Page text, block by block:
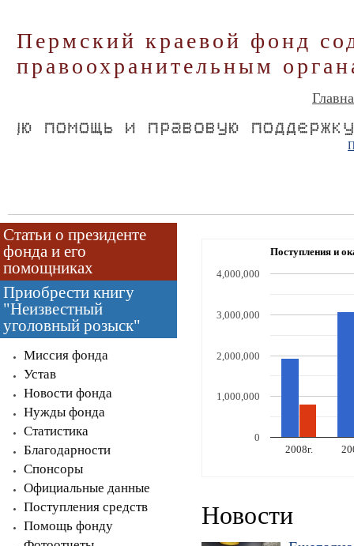
Пермский краевой фонд
правоохранительным
Статьи о президенте
фонда и его
помощниках
Приобрести книгу
"Неизвестный
уголовный розыск"
Миссия фонда
Устав
Новости фонда
Нужды фонда
Статистика
Благодарности
Спонсоры
Официальные данные
Поступления средств
Помощь фонду
2019г.
2020г.
2021г.
2022г.
2023г.
Поступления и
2008г.
0
1,000,000
2,000,000
3,000,000
4,000,000
Новости